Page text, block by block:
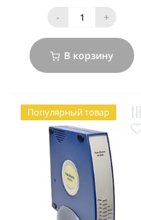
- +
В корзину
Популярный товар